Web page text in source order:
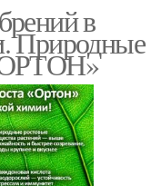
в
Природные